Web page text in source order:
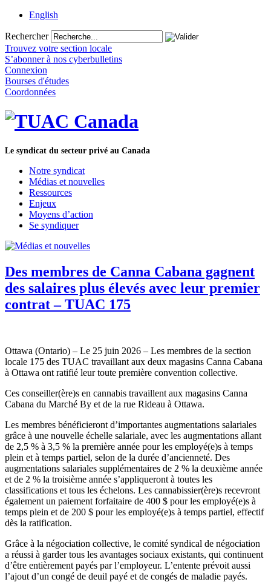
English
Rechercher
Trouvez votre section locale
S’abonner à nos cyberbulletins
Connexion
Bourses d'études
Coordonnées
Le syndicat du secteur privé au Canada
Notre syndicat
Médias et nouvelles
Ressources
Enjeux
Moyens d’action
Se syndiquer
Des membres de Canna Cabana gagnent
des salaires plus élevés avec leur premier
contrat – TUAC 175
Ottawa (Ontario) – Le 25 juin 2026 – Les membres de la section
locale 175 des TUAC travaillant aux deux magasins Canna Cabana
à Ottawa ont ratifié leur toute première convention collective.
Ces conseiller(ère)s en cannabis travaillent aux magasins Canna
Cabana du Marché By et de la rue Rideau à Ottawa.
Les membres bénéficieront d’importantes augmentations salariales
grâce à une nouvelle échelle salariale, avec les augmentations allant
de 2,5 % à 3,5 % la première année pour les employé(e)s à temps
plein et à temps partiel, selon de la durée d’ancienneté. Des
augmentations salariales supplémentaires de 2 % la deuxième année
et de 2 % la troisième année s’appliqueront à toutes les
classifications et tous les échelons. Les cannabissier(ère)s recevront
également un paiement forfaitaire de 400 $ pour les employé(e)s à
temps plein et de 200 $ pour les employé(e)s à temps partiel, effectif
dès la ratification.
Grâce à la négociation collective, le comité syndical de négociation
a réussi à garder tous les avantages sociaux existants, qui continuent
d’être entièrement payés par l’employeur. L’entente prévoit aussi
l’ajout d’un congé de deuil payé et de congés de maladie payés.